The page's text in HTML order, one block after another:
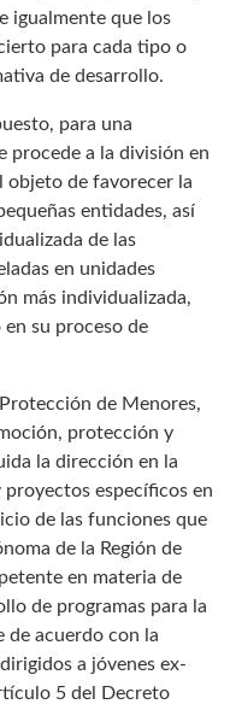
igualmente que los
para cada tipo o
de desarrollo.
para una
procede a la división en
objeto de favorecer la
entidades, así
de las
en unidades
más individualizada,
su proceso de
de Menores,
protección y
la dirección en la
específicos en
de las funciones que
de la Región de
en materia de
de programas para la
de acuerdo con la
a jóvenes ex-
5 del
Decreto